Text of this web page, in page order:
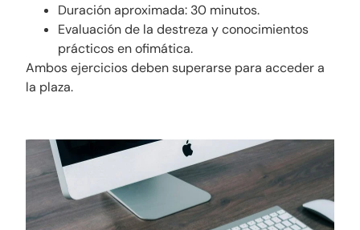
Duración aproximada: 30 minutos.
Evaluación de la destreza y conocimientos
prácticos en ofimática.
Ambos ejercicios deben superarse para acceder a
la plaza.